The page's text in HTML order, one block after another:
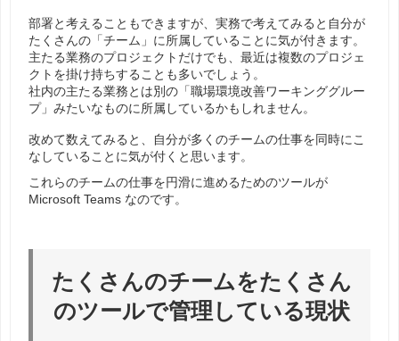
部署と考えることもできますが、実務で考えてみると自分が
たくさんの「チーム」に所属していることに気が付きます。
主たる業務のプロジェクトだけでも、最近は複数のプロジェ
クトを掛け持ちすることも多いでしょう。
社内の主たる業務とは別の「職場環境改善ワーキンググルー
プ」みたいなものに所属しているかもしれません。
改めて数えてみると、自分が多くのチームの仕事を同時にこ
なしていることに気が付くと思います。
これらのチームの仕事を円滑に進めるためのツールが
Microsoft Teams なのです。
たくさんのチームをたくさん
のツールで管理している現状